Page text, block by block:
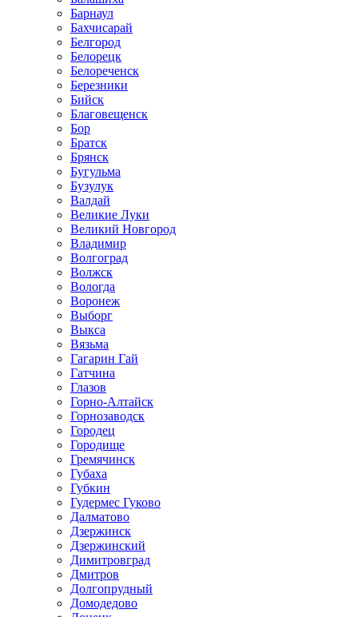
Барнаул
Бахчисарай
Белгород
Белорецк
Белореченск
Березники
Бийск
Благовещенск
Бор
Братск
Брянск
Бугульма
Бузулук
Валдай
Великие Луки
Великий Новгород
Владимир
Волгоград
Волжск
Вологда
Воронеж
Выборг
Выкса
Вязьма
Гагарин Гай
Гатчина
Глазов
Горно-Алтайск
Горнозаводск
Городец
Городище
Гремячинск
Губаха
Губкин
Гудермес Гуково
Далматово
Дзержинск
Дзержинский
Димитровград
Дмитров
Долгопрудный
Домодедово